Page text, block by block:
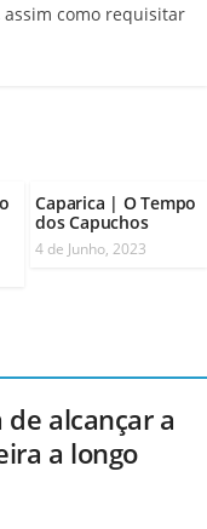
como requisitar
Caparica | O Tempo
dos Capuchos
4 de Junho, 2023
alcançar a
a longo